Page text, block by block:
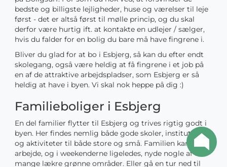
bedste og billigste lejligheder, huse og værelser til leje
først - det er altså først til mølle princip, og du skal
derfor være hurtig ift. at kontakte en udlejer / sælger,
hvis du falder for en bolig du bare må have fingrene i.
Bliver du glad for at bo i Esbjerg, så kan du efter endt
skolegang, også være heldig at få fingrene i et job på
en af de attraktive arbejdspladser, som Esbjerg er så
heldig at have i byen. Vi skal nok heppe på dig :)
Familieboliger i Esbjerg
En del familier flytter til Esbjerg og trives rigtig godt i
byen. Her findes nemlig både gode skoler, institutioner
og aktiviteter til både store og små. Familien kan efter
arbejde, og i weekenderne ligeledes, nyde nogle af de
mange lækre grønne områder. Eller gå en tur ned til